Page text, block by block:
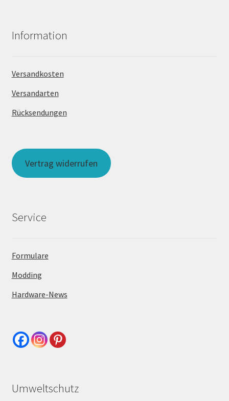
Information
Versandkosten
Versandarten
Rücksendungen
Vertrag widerrufen
Service
Formulare
Modding
Hardware-News
Umweltschutz